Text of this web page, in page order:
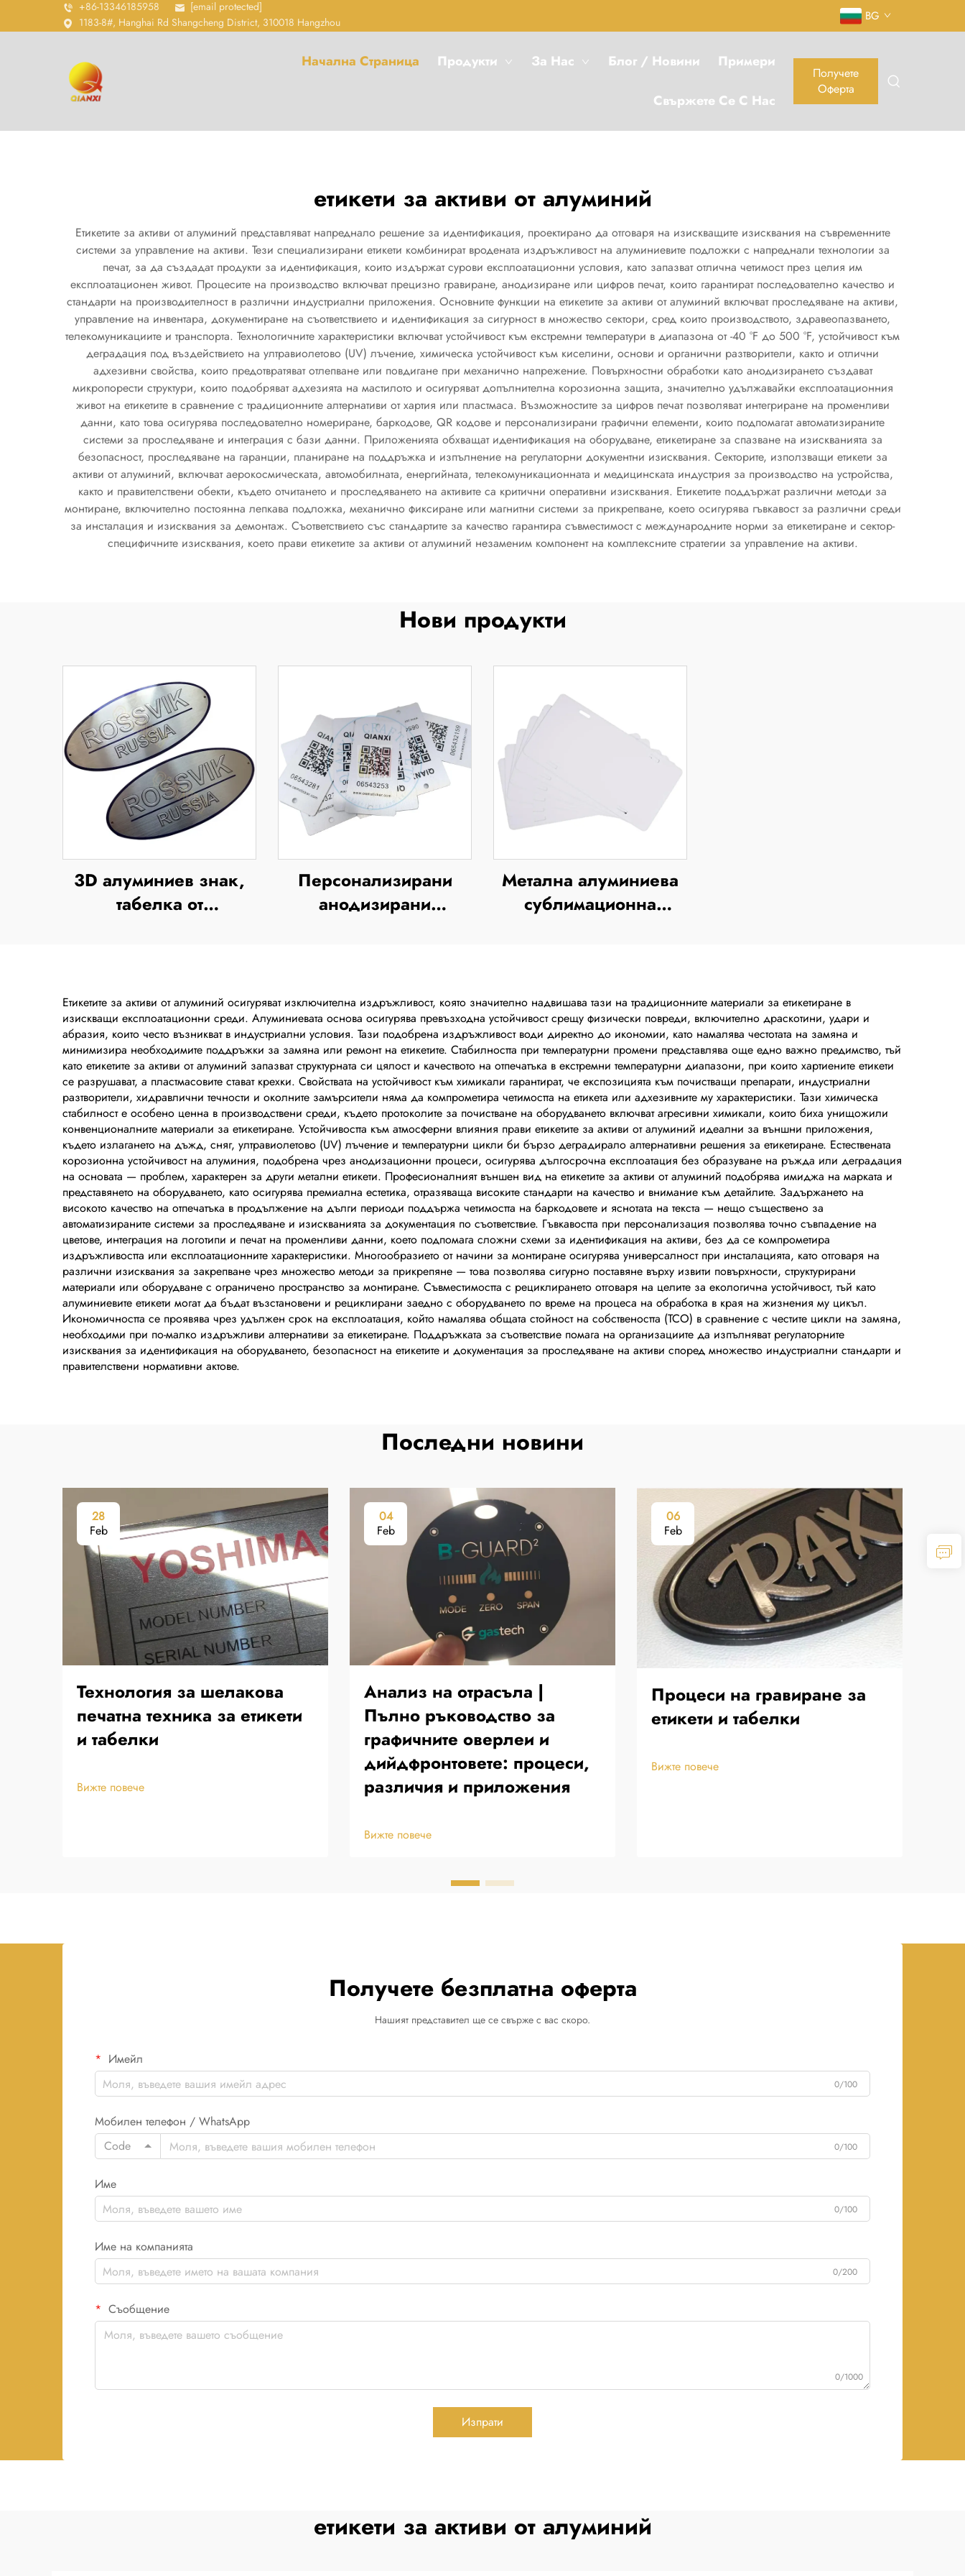
+86-13346185958
[email protected]
1183-8#, Hanghai Rd Shangcheng District, 310018 Hangzhou
BG
Начална Страница Продукти За Нас Блог / Новини Примери
Свържете Се С Нас
Получете
Оферта
етикети за активи от алуминий
Етикетите за активи от алуминий представляват напреднало решение за идентификация, проектирано да отговаря на изискващите изисквания на съвременните
системи за управление на активи. Тези специализирани етикети комбинират вродената издръжливост на алуминиевите подложки с напреднали технологии за
печат, за да създадат продукти за идентификация, които издържат сурови експлоатационни условия, като запазват отлична четимост през целия им
експлоатационен живот. Процесите на производство включват прецизно гравиране, анодизиране или цифров печат, които гарантират последователно качество и
стандарти на производителност в различни индустриални приложения. Основните функции на етикетите за активи от алуминий включват проследяване на активи,
управление на инвентара, документиране на съответствието и идентификация за сигурност в множество сектори, сред които производството, здравеопазването,
телекомуникациите и транспорта. Технологичните характеристики включват устойчивост към екстремни температури в диапазона от -40 °F до 500 °F, устойчивост към
деградация под въздействието на ултравиолетово (UV) лъчение, химическа устойчивост към киселини, основи и органични разтворители, както и отлични
адхезивни свойства, които предотвратяват отлепване или повдигане при механично напрежение. Повърхностни обработки като анодизирането създават
микропорести структури, които подобряват адхезията на мастилото и осигуряват допълнителна корозионна защита, значително удължавайки експлоатационния
живот на етикетите в сравнение с традиционните алтернативи от хартия или пластмаса. Възможностите за цифров печат позволяват интегриране на променливи
данни, като това осигурява последователно номериране, баркодове, QR кодове и персонализирани графични елементи, които подпомагат автоматизираните
системи за проследяване и интеграция с бази данни. Приложенията обхващат идентификация на оборудване, етикетиране за спазване на изискванията за
безопасност, проследяване на гаранции, планиране на поддръжка и изпълнение на регулаторни документни изисквания. Секторите, използващи етикети за
активи от алуминий, включват аерокосмическата, автомобилната, енергийната, телекомуникационната и медицинската индустрия за производство на устройства,
както и правителствени обекти, където отчитането и проследяването на активите са критични оперативни изисквания. Етикетите поддържат различни методи за
монтиране, включително постоянна лепкава подложка, механично фиксиране или магнитни системи за прикрепване, което осигурява гъвкавост за различни среди
за инсталация и изисквания за демонтаж. Съответствието със стандартите за качество гарантира съвместимост с международните норми за етикетиране и сектор-
специфичните изисквания, което прави етикетите за активи от алуминий незаменим компонент на комплексните стратегии за управление на активи.
Нови продукти
3D алуминиев знак,
табелка от
Персонализирани
анодизирани
и офсетна печат,
изпъкнала метална
табелка с фирмен
надпис и емблема
Метална алуминиева
сублимационна
табелка за автомобил,
табелки и табела за
персонализиран
дизайн
Етикетите за активи от алуминий осигуряват изключителна издръжливост, която значително надвишава тази на традиционните материали за етикетиране в
изискващи експлоатационни среди. Алуминиевата основа осигурява превъзходна устойчивост срещу физически повреди, включително драскотини, удари и
абразия, които често възникват в индустриални условия. Тази подобрена издръжливост води директно до икономии, като намалява честотата на замяна и
минимизира необходимите поддръжки за замяна или ремонт на етикетите. Стабилността при температурни промени представлява още едно важно предимство, тъй
като етикетите за активи от алуминий запазват структурната си цялост и качеството на отпечатъка в екстремни температурни диапазони, при които хартиените етикети
се разрушават, а пластмасовите стават крехки. Свойствата на устойчивост към химикали гарантират, че експозицията към почистващи препарати, индустриални
разтворители, хидравлични течности и околните замърсители няма да компрометира четимостта на етикета или адхезивните му характеристики. Тази химическа
стабилност е особено ценна в производствени среди, където протоколите за почистване на оборудването включват агресивни химикали, които биха унищожили
конвенционалните материали за етикетиране. Устойчивостта към атмосферни влияния прави етикетите за активи от алуминий идеални за външни приложения,
където излагането на дъжд, сняг, ултравиолетово (UV) лъчение и температурни цикли би бързо деградирало алтернативни решения за етикетиране. Естествената
корозионна устойчивост на алуминия, подобрена чрез анодизационни процеси, осигурява дългосрочна експлоатация без образуване на ръжда или деградация
на основата — проблем, характерен за други метални етикети. Професионалният външен вид на етикетите за активи от алуминий подобрява имиджа на марката и
представянето на оборудването, като осигурява премиална естетика, отразяваща високите стандарти на качество и внимание към детайлите. Задържането на
високото качество на отпечатъка в продължение на дълги периоди поддържа четимостта на баркодовете и яснотата на текста — нещо съществено за
автоматизираните системи за проследяване и изискванията за документация по съответствие. Гъвкавостта при персонализация позволява точно съвпадение на
цветове, интеграция на логотипи и печат на променливи данни, което подпомага сложни схеми за идентификация на активи, без да се компрометира
издръжливостта или експлоатационните характеристики. Многообразието от начини за монтиране осигурява универсалност при инсталацията, като отговаря на
различни изисквания за закрепване чрез множество методи за прикрепяне — това позволява сигурно поставяне върху извити повърхности, структурирани
материали или оборудване с ограничено пространство за монтиране. Съвместимостта с рециклирането отговаря на целите за екологична устойчивост, тъй като
алуминиевите етикети могат да бъдат възстановени и рециклирани заедно с оборудването по време на процеса на обработка в края на жизнения му цикъл.
Икономичността се проявява чрез удължен срок на експлоатация, който намалява общата стойност на собствеността (TCO) в сравнение с честите цикли на замяна,
необходими при по-малко издръжливи алтернативи за етикетиране. Поддръжката за съответствие помага на организациите да изпълняват регулаторните
изисквания за идентификация на оборудването, безопасност на етикетите и документация за проследяване на активи според множество индустриални стандарти и
правителствени нормативни актове.
Последни новини
28
Feb
Технология за шелакова
печатна техника за етикети
и табелки
Вижте повече
04
Feb
Анализ на отрасъла |
Пълно ръководство за
графичните оверлеи и
дийдфронтовете: процеси,
различия и приложения
Вижте повече
06
Feb
Процеси на гравиране за
етикети и табелки
Вижте повече
Получете безплатна оферта
Нашият представител ще се свърже с вас скоро.
Имейл
0/100
Мобилен телефон / WhatsApp
Code
0/100
Име
0/100
Име на компанията
0/200
Съобщение
0/1000
Изпрати
етикети за активи от алуминий